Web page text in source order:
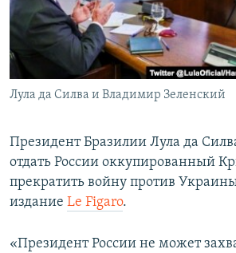
ПОБЕДИТЕЛЕЙ НЕ СУДЯТ?
КРЫМ.НЕПОКОРЕННЫЙ
УКРАИНСКАЯ ПРОБЛЕМА КРЫМА
ПРИСОЕДИНЯЙТЕСЬ!
Лула да Силва и Владимир Зеленский
Президент Бразилии Лула да
отдать России оккупированный
прекратить войну против
издание Le Figaro.
«Президент России не может